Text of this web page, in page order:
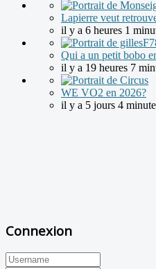
Lapierre veut
il y a 6 heures 1
Qui a un petit bobo
il y a 19 heures 7
WE VO2 en 2026?
il y a 5 jours 4
Connexion